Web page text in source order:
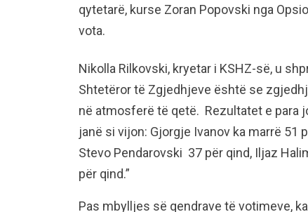
qytetarë, kurse Zoran Popovski nga
vota.
Nikolla Rilkovski, kryetar i KSHZ-së, u
Shtetëror të Zgjedhjeve është se
në atmosferë të qetë. Rezultatet e para
janë si vijon: Gjorgje Ivanov ka marrë 51
Stevo Pendarovski 37 për qind, Iljaz
për qind.”
Pas mbylljes së qendrave të votimeve,